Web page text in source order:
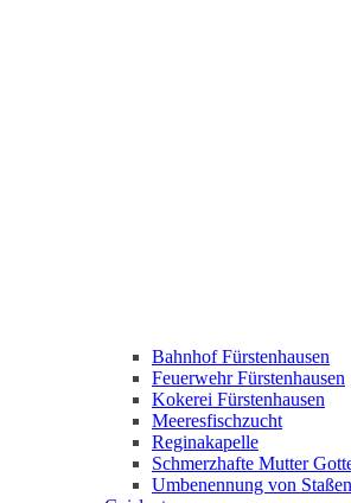
Bahnhof Fürstenhausen
Feuerwehr Fürstenhausen
Kokerei Fürstenhausen
Meeresfischzucht
Reginakapelle
Schmerzhafte Mutter
Umbenennung von